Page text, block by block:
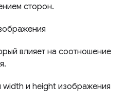
сторон.
влияет на соотношение
width и height изображения